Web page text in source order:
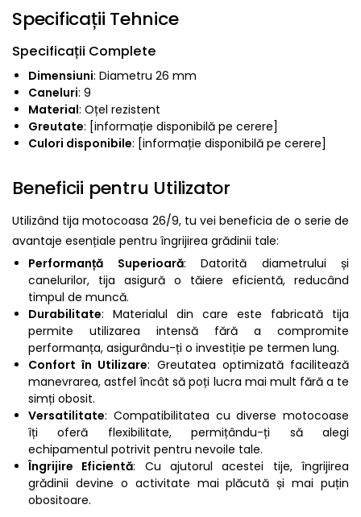
Specificații Tehnice
Specificații Complete
Dimensiuni: Diametru 26 mm
Caneluri: 9
Material: Oțel rezistent
Greutate: [informație disponibilă pe cerere]
Culori disponibile: [informație disponibilă pe cerere]
Beneficii pentru Utilizator
Utilizând tija motocoasa 26/9, tu vei beneficia de o serie de
avantaje esențiale pentru îngrijirea grădinii tale:
Performanță Superioară: Datorită diametrului și
canelurilor, tija asigură o tăiere eficientă, reducând
timpul de muncă.
Durabilitate: Materialul din care este fabricată tija
permite utilizarea intensă fără a compromite
performanța, asigurându-ți o investiție pe termen lung.
Confort în Utilizare: Greutatea optimizată facilitează
manevrarea, astfel încât să poți lucra mai mult fără a te
simți obosit.
Versatilitate: Compatibilitatea cu diverse motocoase
îți oferă flexibilitate, permițându-ți să alegi
echipamentul potrivit pentru nevoile tale.
Îngrijire Eficientă: Cu ajutorul acestei tije, îngrijirea
grădinii devine o activitate mai plăcută și mai puțin
obositoare.